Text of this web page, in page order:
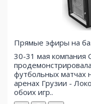
Прямые эфиры на
30-31 мая компания
футбольных матчах
аренах Грузии -
обоих игр..